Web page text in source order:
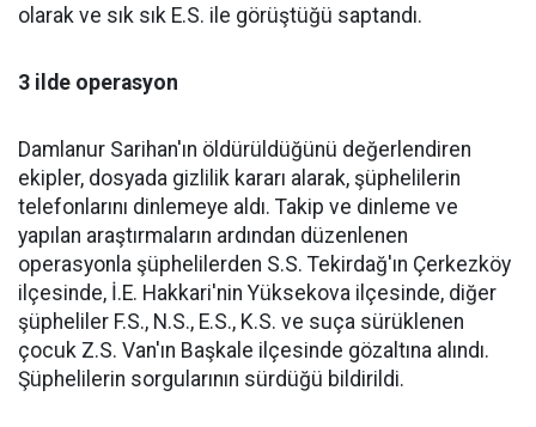
olarak ve sık sık E.S. ile görüştüğü saptandı.
3 ilde operasyon
Damlanur Sarihan'ın öldürüldüğünü değerlendiren
ekipler, dosyada gizlilik kararı alarak, şüphelilerin
telefonlarını dinlemeye aldı. Takip ve dinleme ve
yapılan araştırmaların ardından düzenlenen
operasyonla şüphelilerden S.S. Tekirdağ'ın Çerkezköy
ilçesinde, İ.E. Hakkari'nin Yüksekova ilçesinde, diğer
şüpheliler F.S., N.S., E.S., K.S. ve suça sürüklenen
çocuk Z.S. Van'ın Başkale ilçesinde gözaltına alındı.
Şüphelilerin sorgularının sürdüğü bildirildi.